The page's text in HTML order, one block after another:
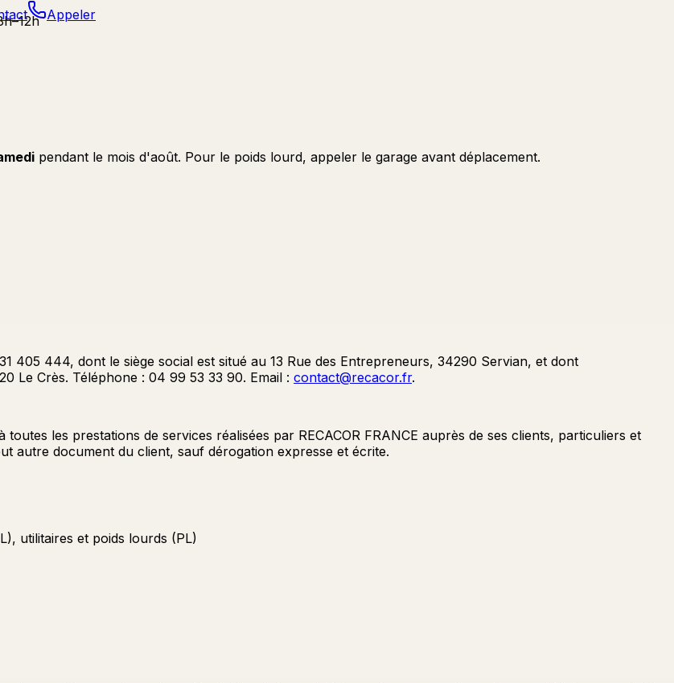
Appeler
pendant le mois d'août. Pour le poids lourd, appeler le garage avant déplacement.
405 444, dont le siège social est situé au 13 Rue des Entrepreneurs, 34290 Servian, et dont
Le Crès. Téléphone : 04 99 53 33 90. Email : contact@recacor.fr.
les prestations de services réalisées par RECACOR FRANCE auprès de ses clients, particuliers et
autre document du client, sauf dérogation expresse et écrite.
utilitaires et poids lourds (PL)